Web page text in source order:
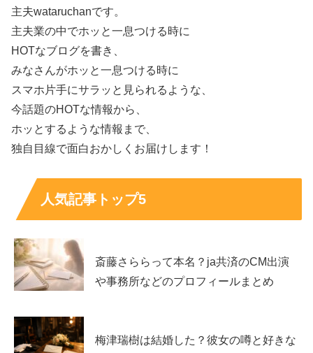
植田玲雄の年収はどれくらい？恋愛観や結
婚観も気になる
年収は誰もが気になりますが、モデルは収入幅が大きく、
年によって変動しやすい仕事です。それでも、バチェロレ
ッテ4に参加できる生活の余裕や、身だしなみへの投資を
考えると、一定以上の収入があると想像する人も多いでし
ょう。
ここでは職業から見た年収の考え方
愛観・結婚観をまとめます。
主夫wataruchanです。
主夫業の中でホッと一息つける時に
HOTなブログを書き、
みなさんがホッと一息つける時に
スマホ片手にサラッと見られるような、
今話題のHOTな情報から、
ホッとするような情報まで、
独自目線で面白おかしくお届けします！
人気記事トップ5
斎藤さららって本名？ja共済のCM出演
や事務所などのプロフィールまとめ
梅津瑞樹は結婚した？彼女の噂と好きな